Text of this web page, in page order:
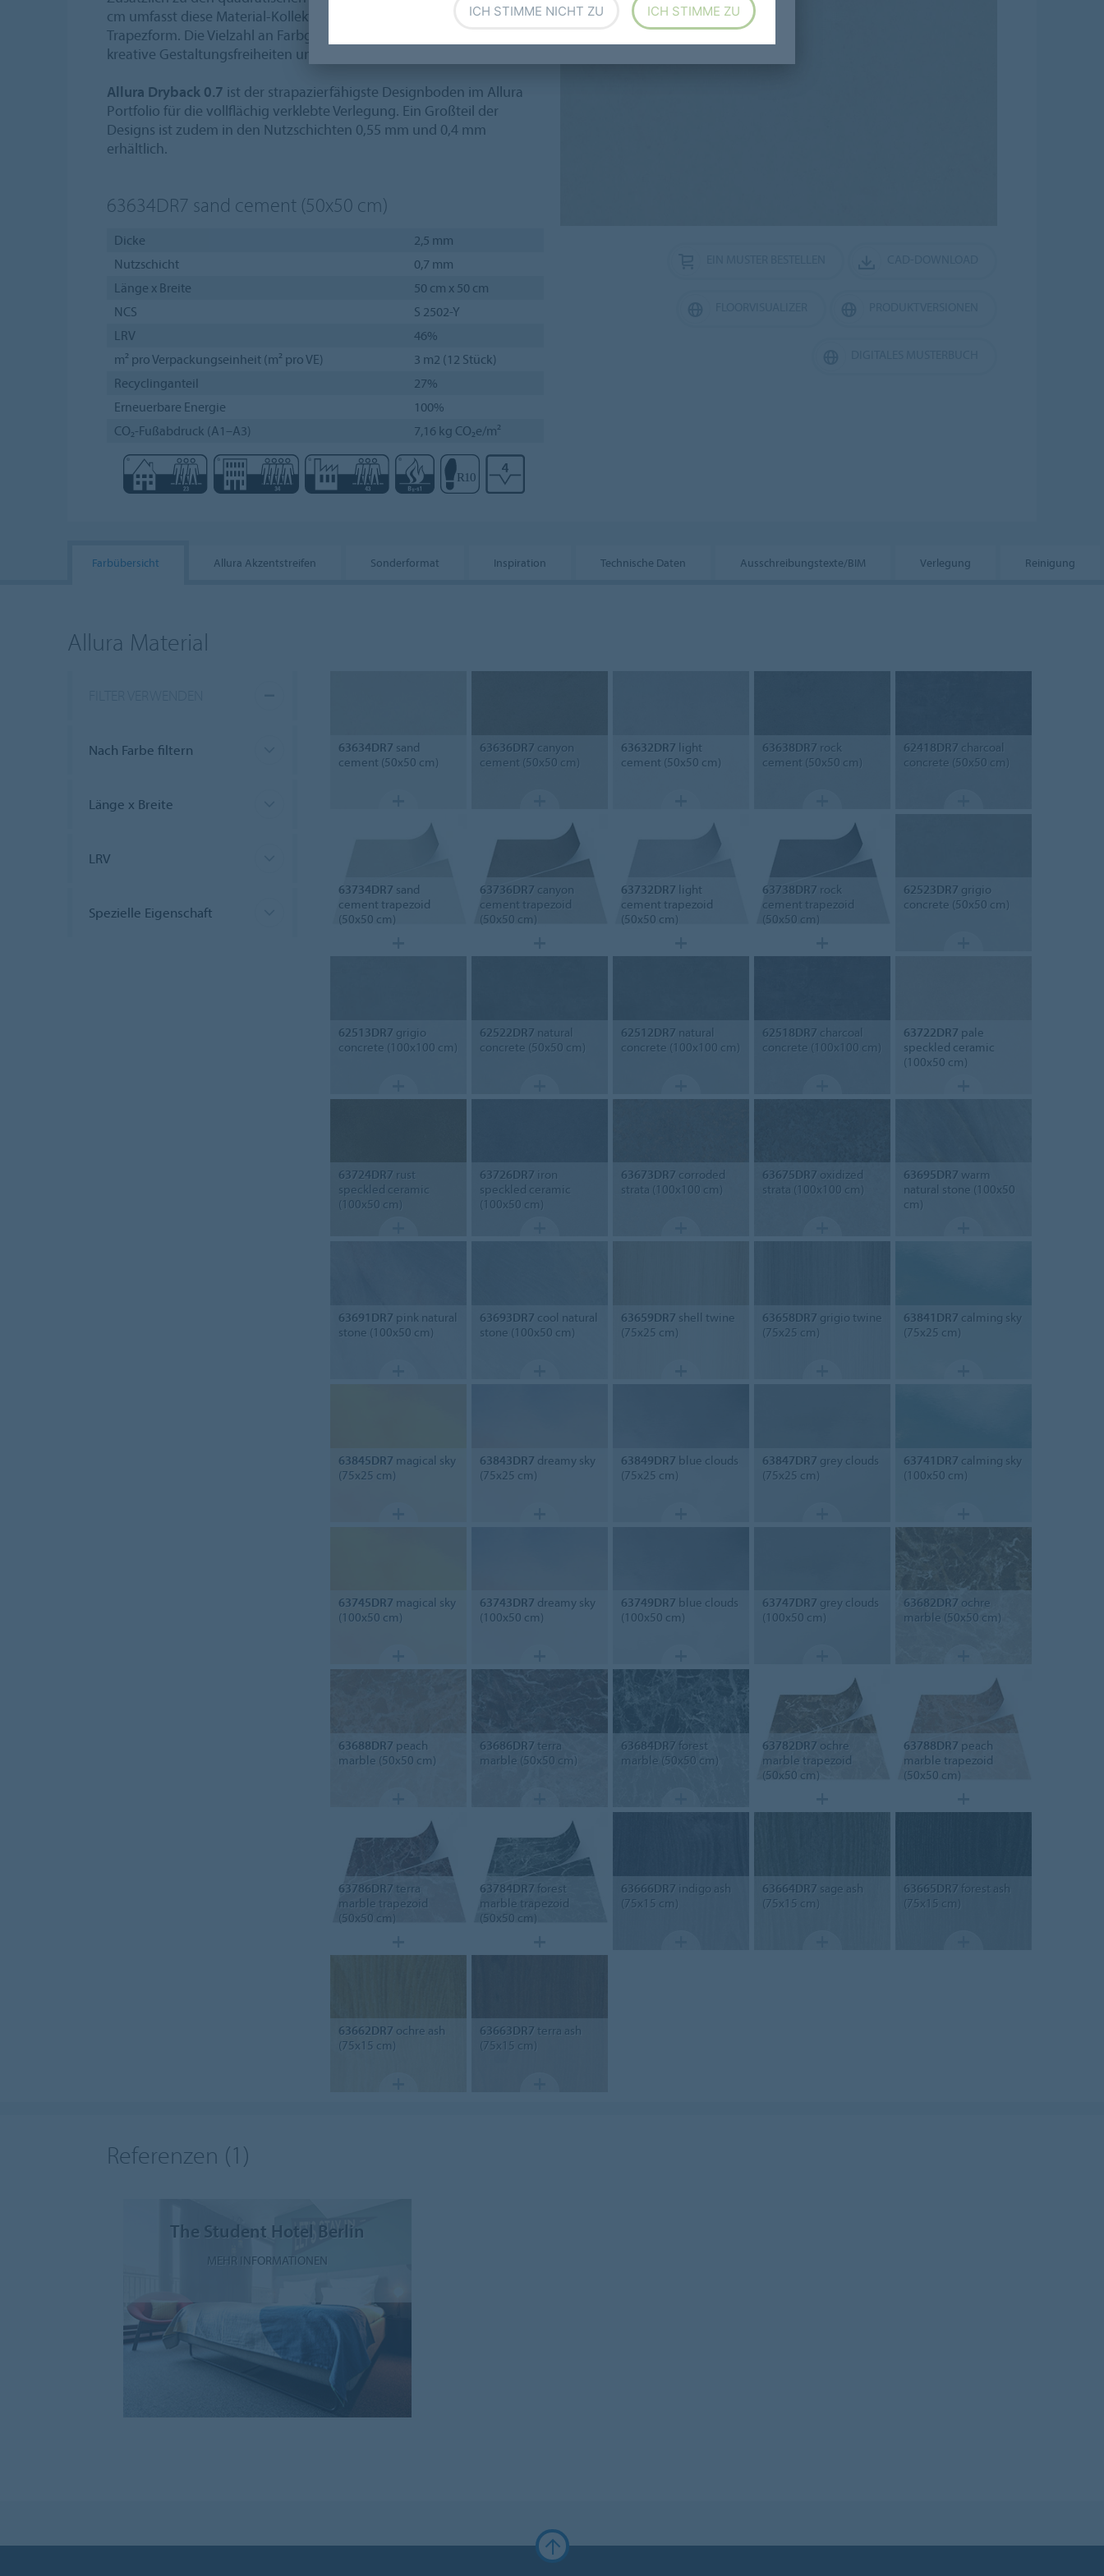
cm umfasst diese Material-Kollektion auch gewagte Formate, wie die
Trapezform. Die Vielzahl an Farbgebungen und Formaten eröffnen
kreative Gestaltungsfreiheiten und laden zum Kombinieren ein.
Allura Dryback 0.7 ist der strapazierfähigste Designboden im Allura
Portfolio für die vollflächig verklebte Verlegung. Ein Großteil der
Designs ist zudem in den Nutzschichten 0,55 mm und 0,4 mm
erhältlich.
63634DR7 sand cement (50x50 cm)
Dicke
2,5 mm
Nutzschicht
0,7 mm
Länge x Breite
50 cm x 50 cm
NCS
S 2502-Y
LRV
46%
m² pro Verpackungseinheit (m² pro VE)
3 m2 (12 Stück)
Recyclinganteil
27%
Erneuerbare Energie
100%
CO₂-Fußabdruck (A1–A3)
7,16 kg CO₂e/m²
Farbübersicht Allura Akzentstreifen Sonderformat Inspiration Technische Daten Ausschreibungstexte/BIM Verlegung Reinigung
Allura Material
Nach Farbe filtern
Länge x Breite
LRV
Spezielle Eigenschaft
63634DR7 sand
cement (50x50 cm)
63636DR7 canyon
cement (50x50 cm)
63632DR7 light
cement (50x50 cm)
63638DR7 rock
cement (50x50 cm)
62418DR7 charcoal
concrete (50x50 cm)
63734DR7 sand
cement trapezoid
(50x50 cm)
63736DR7 canyon
cement trapezoid
(50x50 cm)
63732DR7 light
cement trapezoid
(50x50 cm)
63738DR7 rock
cement trapezoid
(50x50 cm)
62523DR7 grigio
concrete (50x50 cm)
62513DR7 grigio
concrete (100x100 cm)
62522DR7 natural
concrete (50x50 cm)
62512DR7 natural
concrete (100x100 cm)
62518DR7 charcoal
concrete (100x100 cm)
63722DR7 pale
speckled ceramic
(100x50 cm)
63724DR7 rust
speckled ceramic
(100x50 cm)
63726DR7 iron
speckled ceramic
(100x50 cm)
63673DR7 corroded
strata (100x100 cm)
63675DR7 oxidized
strata (100x100 cm)
63695DR7 warm
natural stone (100x50
cm)
63691DR7 pink natural
stone (100x50 cm)
63693DR7 cool natural
stone (100x50 cm)
63659DR7 shell twine
(75x25 cm)
63658DR7 grigio twine
(75x25 cm)
63841DR7 calming sky
(75x25 cm)
63845DR7 magical sky
(75x25 cm)
63843DR7 dreamy sky
(75x25 cm)
63849DR7 blue clouds
(75x25 cm)
63847DR7 grey clouds
(75x25 cm)
63741DR7 calming sky
(100x50 cm)
63745DR7 magical sky
(100x50 cm)
63743DR7 dreamy sky
(100x50 cm)
63749DR7 blue clouds
(100x50 cm)
63747DR7 grey clouds
(100x50 cm)
63682DR7 ochre
marble (50x50 cm)
63688DR7 peach
marble (50x50 cm)
63686DR7 terra
marble (50x50 cm)
63684DR7 forest
marble (50x50 cm)
63782DR7 ochre
marble trapezoid
(50x50 cm)
63788DR7 peach
marble trapezoid
(50x50 cm)
63786DR7 terra
marble trapezoid
(50x50 cm)
63784DR7 forest
marble trapezoid
(50x50 cm)
63666DR7 indigo ash
(75x15 cm)
63664DR7 sage ash
(75x15 cm)
63665DR7 forest ash
(75x15 cm)
63662DR7 ochre ash
(75x15 cm)
63663DR7 terra ash
(75x15 cm)
Referenzen (1)
The Student Hotel Berlin
MEHR INFORMATIONEN
ICH STIMME NICHT ZU ICH STIMME ZU